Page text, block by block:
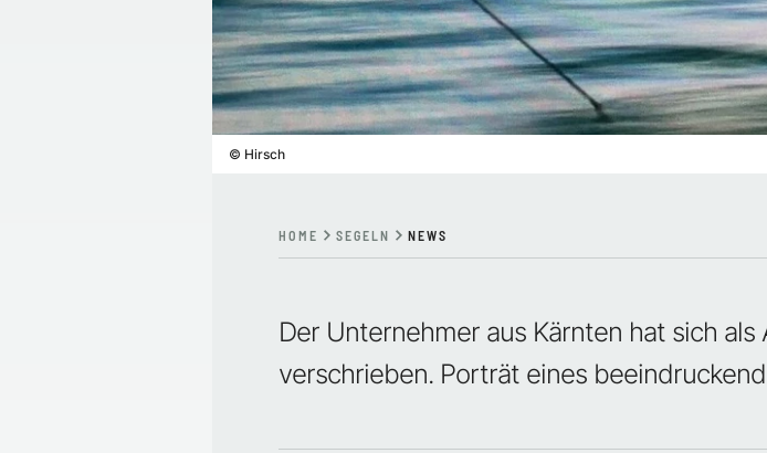
© Hirsch
HOME SEGELN NEWS
Der Unternehmer aus Kärnten hat sich
verschrieben. Porträt eines